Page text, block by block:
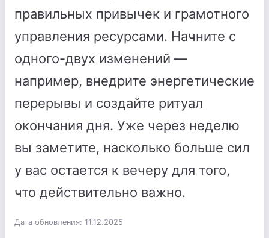
правильных привычек и грамотного
управления ресурсами. Начните с
одного-двух изменений —
например, внедрите энергетические
перерывы и создайте ритуал
окончания дня. Уже через неделю
вы заметите, насколько больше сил
у вас остается к вечеру для того,
что действительно важно.
Дата обновления: 11.12.2025